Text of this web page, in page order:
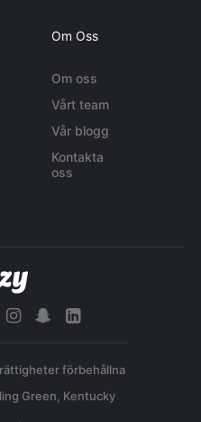
Om Oss
Om oss
Vårt team
Vår blogg
Kontakta
oss
förbehållna